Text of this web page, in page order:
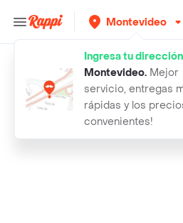
Montevideo
Ingresa tu
Montevideo. Mejor
servicio, entregas
rápidas y los
convenientes!
Búsquedas relacionadas:Absorbentes
Rappi absorbente de humedad crivea